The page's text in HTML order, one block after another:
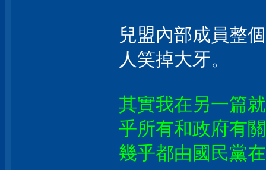
兒盟內部成員整
人笑掉大牙。
其實我在另一篇
乎所有和政府有
幾乎都由國民黨